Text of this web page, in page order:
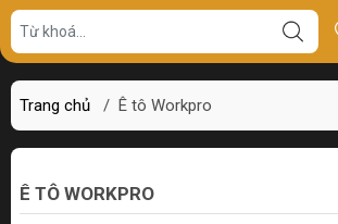
Trang chủ / Ê tô Workpro
Ê TÔ WORKPRO